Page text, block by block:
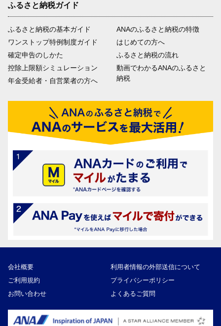
ふるさと納税ガイド
ふるさと納税の基本ガイド
ワンストップ特例制度ガイド
確定申告のしかた
控除上限額シミュレーション
年金受給者・自営業者の方へ
ANAのふるさと納税の特徴
はじめての方へ
ふるさと納税の流れ
動画でわかるANAのふるさと
納税
会社概要
利用者情報の外部送信について
ご利用規約
プライバシーポリシー
お問い合わせ
よくあるご質問